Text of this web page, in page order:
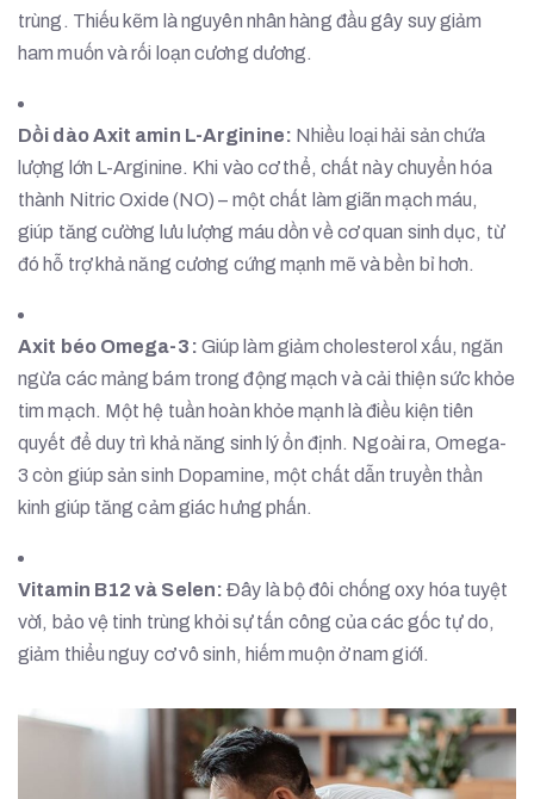
trùng. Thiếu kẽm là nguyên nhân hàng đầu gây suy giảm
ham muốn và rối loạn cương dương.
Dồi dào Axit amin L-Arginine: Nhiều loại hải sản chứa
lượng lớn L-Arginine. Khi vào cơ thể, chất này chuyển hóa
thành Nitric Oxide (NO) – một chất làm giãn mạch máu,
giúp tăng cường lưu lượng máu dồn về cơ quan sinh dục, từ
đó hỗ trợ khả năng cương cứng mạnh mẽ và bền bỉ hơn.
Axit béo Omega-3: Giúp làm giảm cholesterol xấu, ngăn
ngừa các mảng bám trong động mạch và cải thiện sức khỏe
tim mạch. Một hệ tuần hoàn khỏe mạnh là điều kiện tiên
quyết để duy trì khả năng sinh lý ổn định. Ngoài ra, Omega-
3 còn giúp sản sinh Dopamine, một chất dẫn truyền thần
kinh giúp tăng cảm giác hưng phấn.
Vitamin B12 và Selen: Đây là bộ đôi chống oxy hóa tuyệt
vời, bảo vệ tinh trùng khỏi sự tấn công của các gốc tự do,
giảm thiểu nguy cơ vô sinh, hiếm muộn ở nam giới.